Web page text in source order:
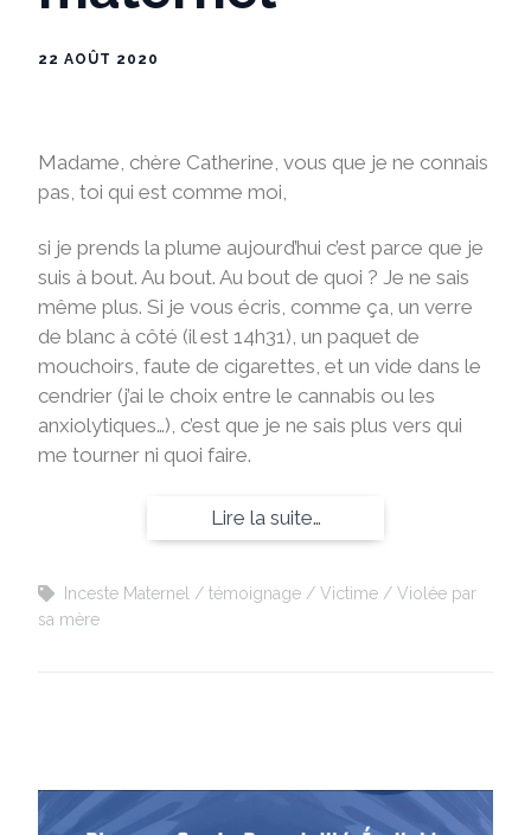
22 AOÛT 2020
Madame, chère Catherine, vous que je ne connais
pas, toi qui est comme moi,
si je prends la plume aujourd’hui c’est parce que je
suis à bout. Au bout. Au bout de quoi ? Je ne sais
même plus. Si je vous écris, comme ça, un verre
de blanc à côté (il est 14h31), un paquet de
mouchoirs, faute de cigarettes, et un vide dans le
cendrier (j’ai le choix entre le cannabis ou les
anxiolytiques…), c’est que je ne sais plus vers qui
me tourner ni quoi faire.
Lire la suite…
Inceste Maternel témoignage Victime
Violée par
sa mère